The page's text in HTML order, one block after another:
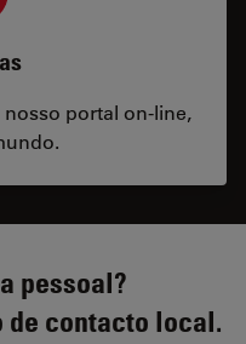
portal on-line,
pessoal?
de contacto local.